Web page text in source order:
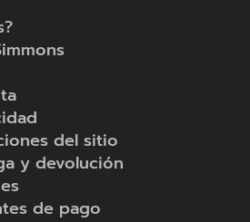
del sitio
y devolución
de pago